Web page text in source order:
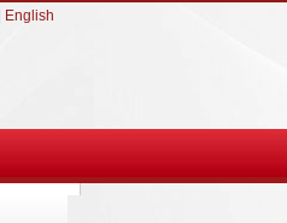
English